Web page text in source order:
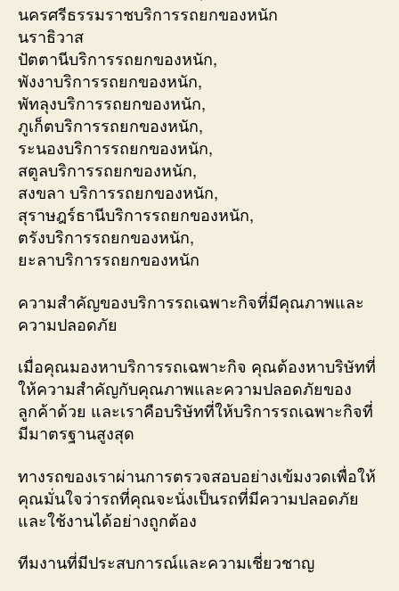
นครศรีธรรมราชบริการรถยกของหนัก
นราธิวาส
ปัตตานีบริการรถยกของหนัก,
พังงาบริการรถยกของหนัก,
พัทลุงบริการรถยกของหนัก,
ภูเก็ตบริการรถยกของหนัก,
ระนองบริการรถยกของหนัก,
สตูลบริการรถยกของหนัก,
สงขลา บริการรถยกของหนัก,
สุราษฎร์ธานีบริการรถยกของหนัก,
ตรังบริการรถยกของหนัก,
ยะลาบริการรถยกของหนัก
ความสำคัญของบริการรถเฉพาะกิจที่มีคุณภาพและ
ความปลอดภัย
เมื่อคุณมองหาบริการรถเฉพาะกิจ คุณต้องหาบริษัทที่
ให้ความสำคัญกับคุณภาพและความปลอดภัยของ
ลูกค้าด้วย และเราคือบริษัทที่ให้บริการรถเฉพาะกิจที่
มีมาตรฐานสูงสุด
ทางรถของเราผ่านการตรวจสอบอย่างเข้มงวดเพื่อให้
คุณมั่นใจว่ารถที่คุณจะนั่งเป็นรถที่มีความปลอดภัย
และใช้งานได้อย่างถูกต้อง
ทีมงานที่มีประสบการณ์และความเชี่ยวชาญ